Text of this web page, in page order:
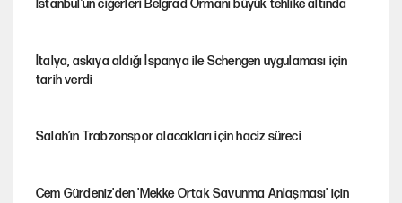
İstanbul’un ciğerleri Belgrad Ormanı büyük tehlike altında
İtalya, askıya aldığı İspanya ile Schengen uygulaması için
tarih verdi
Salah’ın Trabzonspor alacakları için haciz süreci
Cem Gürdeniz'den 'Mekke Ortak Savunma Anlaşması' için